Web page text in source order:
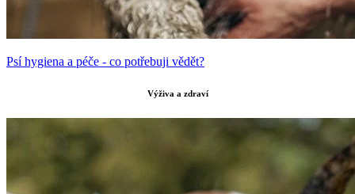
Psí hygiena a péče - co potřebuji vědět?
Výživa a zdraví